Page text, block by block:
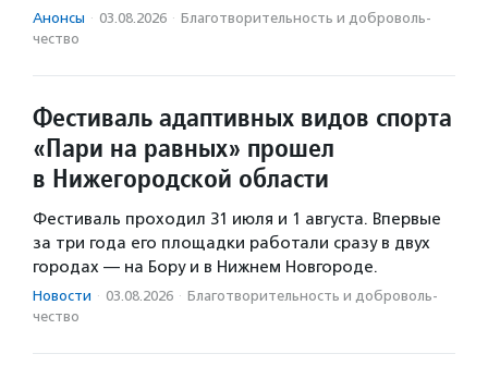
Анонсы · 03.08.2026 · Благотвори­тель­ность и доброволь­
чест­во
Фестиваль адаптивных видов спорта
«Пари на равных» прошел
в Нижегородской области
Фестиваль проходил 31 июля и 1 августа. Впервые
за три года его площадки работали сразу в двух
городах — на Бору и в Нижнем Новгороде.
Новости · 03.08.2026 · Благотвори­тель­ность и доброволь­
чест­во